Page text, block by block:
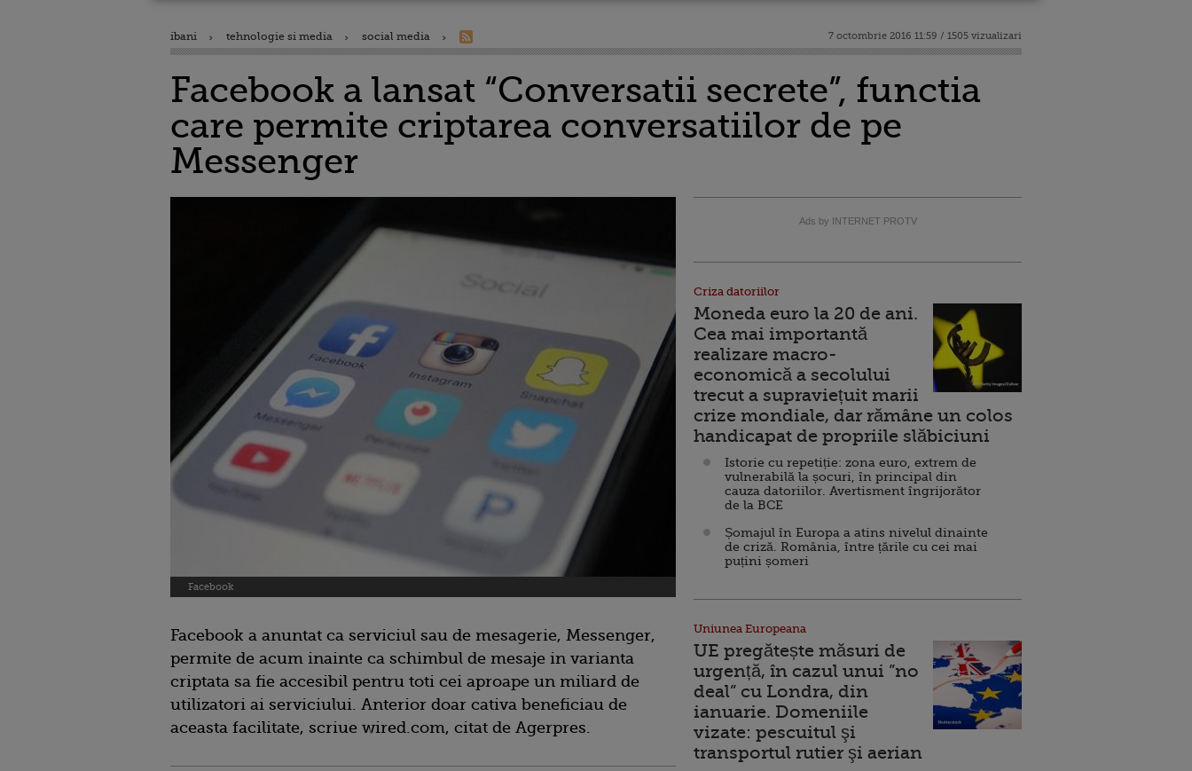
ibani tehnologie si media social media 7 octombrie 2016 11:59 / 1505 vizualizari
Facebook a lansat “Conversatii secrete”, functia
care permite criptarea conversatiilor de pe
Messenger
Facebook
Facebook a anuntat ca serviciul sau de mesagerie, Messenger,
permite de acum inainte ca schimbul de mesaje in varianta
criptata sa fie accesibil pentru toti cei aproape un miliard de
utilizatori ai serviciului. Anterior doar cativa beneficiau de
aceasta facilitate, scriue wired.com, citat de Agerpres.
Ads by INTERNET PROTV
Criza datoriilor
Moneda euro la 20 de ani.
Cea mai importantă
realizare macro-
economică a secolului
trecut a supraviețuit marii
crize mondiale, dar rămâne un colos
handicapat de propriile slăbiciuni
Istorie cu repetiție: zona euro, extrem de
vulnerabilă la șocuri, în principal din
cauza datoriilor. Avertisment îngrijorător
de la BCE
Șomajul în Europa a atins nivelul dinainte
de criză. România, între țările cu cei mai
puțini șomeri
Uniunea Europeana
UE pregătește măsuri de
urgență, în cazul unui ”no
deal” cu Londra, din
ianuarie. Domeniile
vizate: pescuitul şi
transportul rutier şi aerian